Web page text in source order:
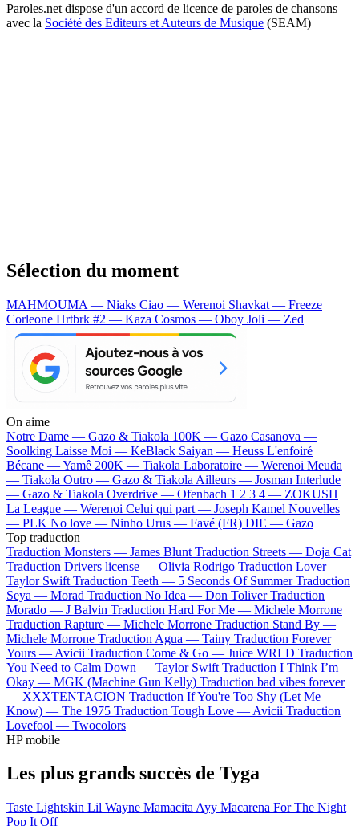
Paroles.net dispose d'un accord de licence de paroles de chansons
avec la Société des Editeurs et Auteurs de Musique (SEAM)
Sélection du moment
MAHMOUMA — Niaks Ciao — Werenoi Shavkat — Freeze
Corleone Hrtbrk #2 — Kaza Cosmos — Oboy Joli — Zed
On aime
Notre Dame — Gazo & Tiakola 100K — Gazo Casanova —
Soolking Laisse Moi — KeBlack Saiyan — Heuss L'enfoiré
Bécane —Yamê 200K — Tiakola Laboratoire — Werenoi Meuda
— Tiakola Outro — Gazo & Tiakola Ailleurs — Josman Interlude
— Gazo & Tiakola Overdrive — Ofenbach 1 2 3 4 — ZOKUSH
La League — Werenoi Celui qui part — Joseph Kamel Nouvelles
— PLK No love — Ninho Urus — Favé (FR) DIE — Gazo
Top traduction
Traduction Monsters — James Blunt Traduction Streets — Doja Cat
Traduction Drivers license — Olivia Rodrigo Traduction Lover —
Taylor Swift Traduction Teeth — 5 Seconds Of Summer Traduction
Seya — Morad Traduction No Idea — Don Toliver Traduction
Morado — J Balvin Traduction Hard For Me — Michele Morrone
Traduction Rapture — Michele Morrone Traduction Stand By —
Michele Morrone Traduction Agua — Tainy Traduction Forever
Yours — Avicii Traduction Come & Go — Juice WRLD Traduction
You Need to Calm Down — Taylor Swift Traduction I Think I’m
Okay — MGK (Machine Gun Kelly) Traduction bad vibes forever
— XXXTENTACION Traduction If You're Too Shy (Let Me
Know) — The 1975 Traduction Tough Love — Avicii Traduction
Lovefool — Twocolors
HP mobile
Les plus grands succès de Tyga
Taste Lightskin Lil Wayne Mamacita Ayy Macarena For The Night
Pop It Off